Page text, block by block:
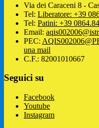
Via dei Caraceni 8 -
Tel: Liberatore: +39
Tel: Patini: +39
Email:
PEC:
una mail
C.F.: 82001010667
Seguici su
Facebook
Youtube
Instagram